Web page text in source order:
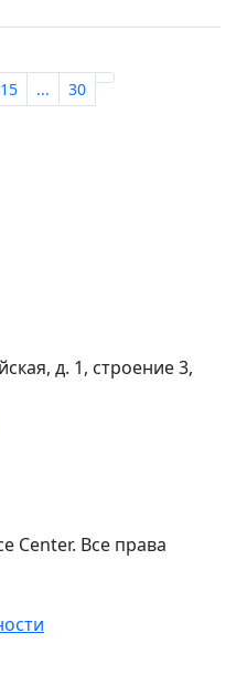
15 ... 30
д. 1, строение 3,
Сenter. Все права